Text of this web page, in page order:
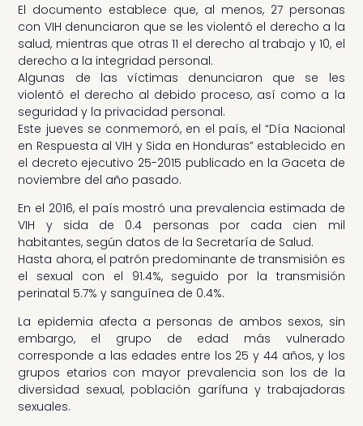
El documento establece que, al menos, 27 personas
con VIH denunciaron que se les violentó el derecho a la
salud, mientras que otras 11 el derecho al trabajo y 10, el
derecho a la integridad personal.
Algunas de las víctimas denunciaron que se les
violentó el derecho al debido proceso, así como a la
seguridad y la privacidad personal.
Este jueves se conmemoró, en el país, el “Día Nacional
en Respuesta al VIH y Sida en Honduras” establecido en
el decreto ejecutivo 25-2015 publicado en la Gaceta de
noviembre del año pasado.
En el 2016, el país mostró una prevalencia estimada de
VIH y sida de 0.4 personas por cada cien mil
habitantes, según datos de la Secretaría de Salud.
Hasta ahora, el patrón predominante de transmisión es
el sexual con el 91.4%, seguido por la transmisión
perinatal 5.7% y sanguínea de 0.4%.
La epidemia afecta a personas de ambos sexos, sin
embargo, el grupo de edad más vulnerado
corresponde a las edades entre los 25 y 44 años, y los
grupos etarios con mayor prevalencia son los de la
diversidad sexual, población garífuna y trabajadoras
sexuales.